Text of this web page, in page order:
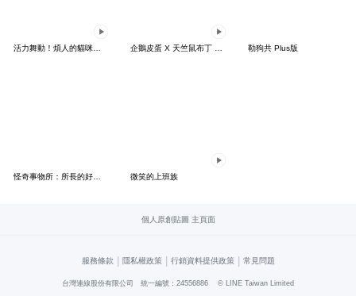
活力舞動！煩人的貓咪★迷你版 2 企鵝皮蛋 X 天竺鼠布丁 有點厭世 勒狗共 Plus版
微笑的上班族
個人原創貼圖 主頁面
服務條款 | 隱私權政策 | 行銷資料提供政策 | 常見問題
台灣連線股份有限公司 統一編號：24556886 © LINE Taiwan Limited